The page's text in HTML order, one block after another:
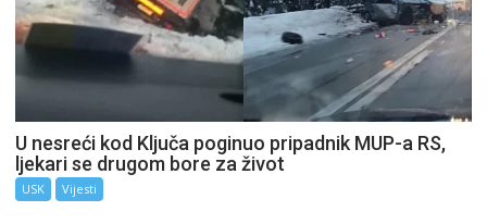
U nesreći kod Ključa poginuo pripadnik MUP-a RS,
ljekari se drugom bore za život
USK Vijesti